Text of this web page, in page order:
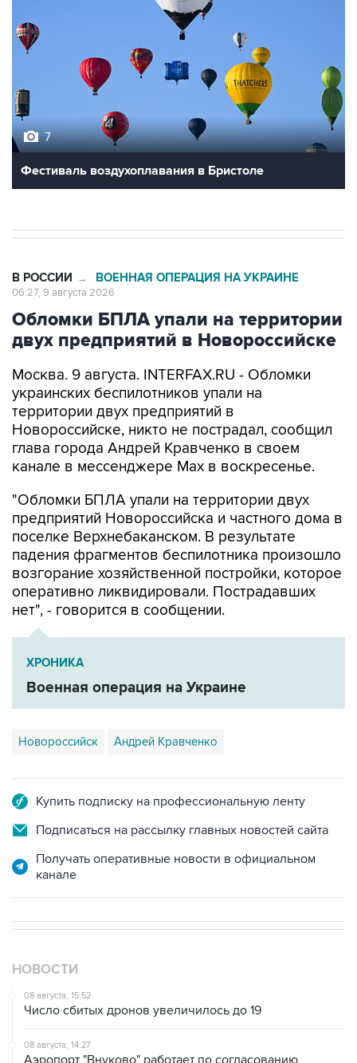
7
Фестиваль воздухоплавания в Бристоле
В РОССИИ → ВОЕННАЯ ОПЕРАЦИЯ НА УКРАИНЕ
06:27, 9 августа 2026
Обломки БПЛА упали на территории
двух предприятий в Новороссийске
Москва. 9 августа. INTERFAX.RU - Обломки
украинских беспилотников упали на
территории двух предприятий в
Новороссийске, никто не пострадал, сообщил
глава города Андрей Кравченко в своем
канале в мессенджере Max в воскресенье.
"Обломки БПЛА упали на территории двух
предприятий Новороссийска и частного дома в
поселке Верхнебаканском. В результате
падения фрагментов беспилотника произошло
возгорание хозяйственной постройки, которое
оперативно ликвидировали. Пострадавших
нет", - говорится в сообщении.
ХРОНИКА
Военная операция на Украине
Новороссийск Андрей Кравченко
Купить подписку на профессиональную ленту
Подписаться на рассылку главных новостей сайта
Получать оперативные новости в официальном
канале
НОВОСТИ
08 августа, 15:52
Число сбитых дронов увеличилось до 19
08 августа, 14:27